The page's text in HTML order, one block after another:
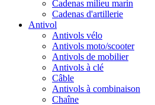
Cadenas milieu marin
Cadenas d'artillerie
Antivol
Antivols vélo
Antivols moto/scooter
Antivols de mobilier
Antivols à clé
Câble
Antivols à combinaison
Chaîne